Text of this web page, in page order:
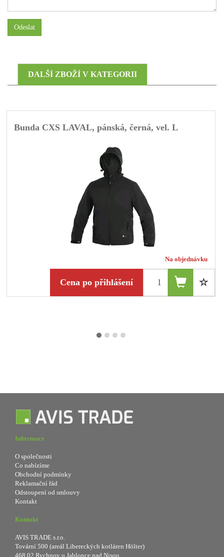
Odeslat
DALŠÍ ZBOŽÍ V KATEGORII
Bunda CXS LAVAL, pánská, černá, vel. L
Na objednávku
Cena po přihlášení
Informace
O společnosti
Co nabízíme
Obchodní podmínky
Reklamační řád
Odstoupení od smlouvy
Kontakt
Kontakt
AVIS TRADE s.r.o.
Tovární 500 (areál Libereckých kotláren Hölter)
468 02 Rychnov u Jablonce nad Nisou